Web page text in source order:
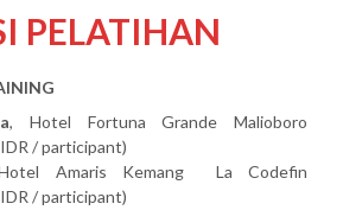
PELATIHAN
, Hotel Fortuna Grande Malioboro
/ participant)
Amaris Kemang La Codefin
/ participant)